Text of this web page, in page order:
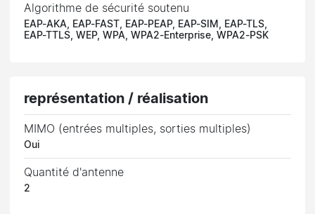
Algorithme de sécurité soutenu
EAP-AKA, EAP-FAST, EAP-PEAP, EAP-SIM, EAP-TLS,
EAP-TTLS, WEP, WPA, WPA2-Enterprise, WPA2-PSK
représentation / réalisation
MIMO (entrées multiples, sorties multiples)
Oui
Quantité d'antenne
2